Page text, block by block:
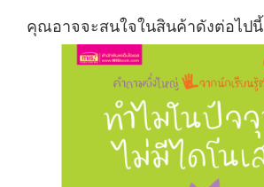
คุณอาจจะสนใจในสินค้าดังต่อไปนี้